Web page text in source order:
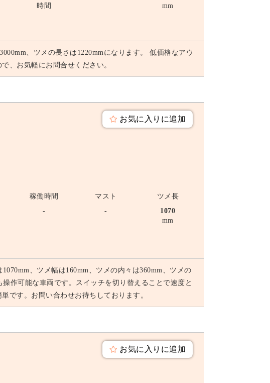
時間
mm
、ツメの長さは1220mmになります。 低価格なアウ
、お気軽にお問合せください。
お気に入りに追加
稼働時間 マスト
ツメ長
- -
1070
mm
、ツメ幅は160mm、ツメの内々は360mm、ツメの
作可能な車両です。スイッチを切り替えることで速度と
です。お問い合わせお待ちしております。
お気に入りに追加